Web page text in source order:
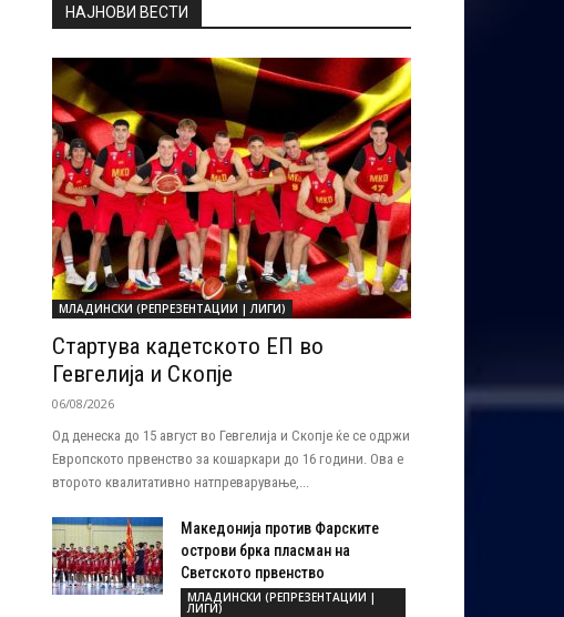
НАЈНОВИ ВЕСТИ
МЛАДИНСКИ (РЕПРЕЗЕНТАЦИИ | ЛИГИ)
Стартува кадетското ЕП во
Гевгелија и Скопје
06/08/2026
Од денеска до 15 август во Гевгелија и Скопје ќе се одржи
Европското првенство за кошаркари до 16 години. Ова е
второто квалитативно натпреварување,...
Македонија против Фарските
острови брка пласман на
Светското првенство
МЛАДИНСКИ (РЕПРЕЗЕНТАЦИИ |
ЛИГИ)